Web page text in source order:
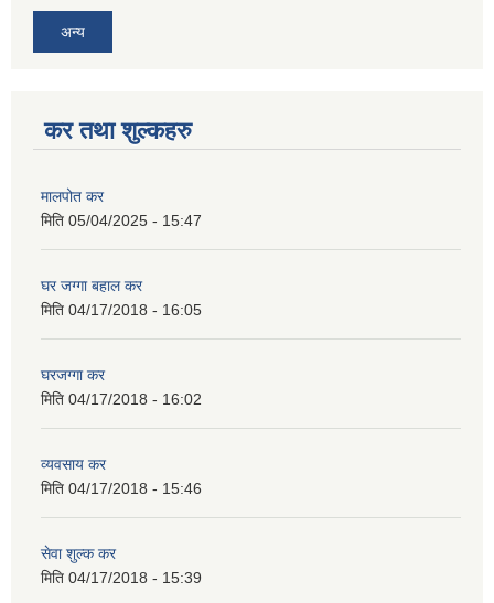
अन्य
कर तथा शुल्कहरु
मालपोत कर
मिति 05/04/2025 - 15:47
घर जग्गा बहाल कर
मिति 04/17/2018 - 16:05
घरजग्गा कर
मिति 04/17/2018 - 16:02
व्यवसाय कर
मिति 04/17/2018 - 15:46
सेवा शुल्क कर
मिति 04/17/2018 - 15:39